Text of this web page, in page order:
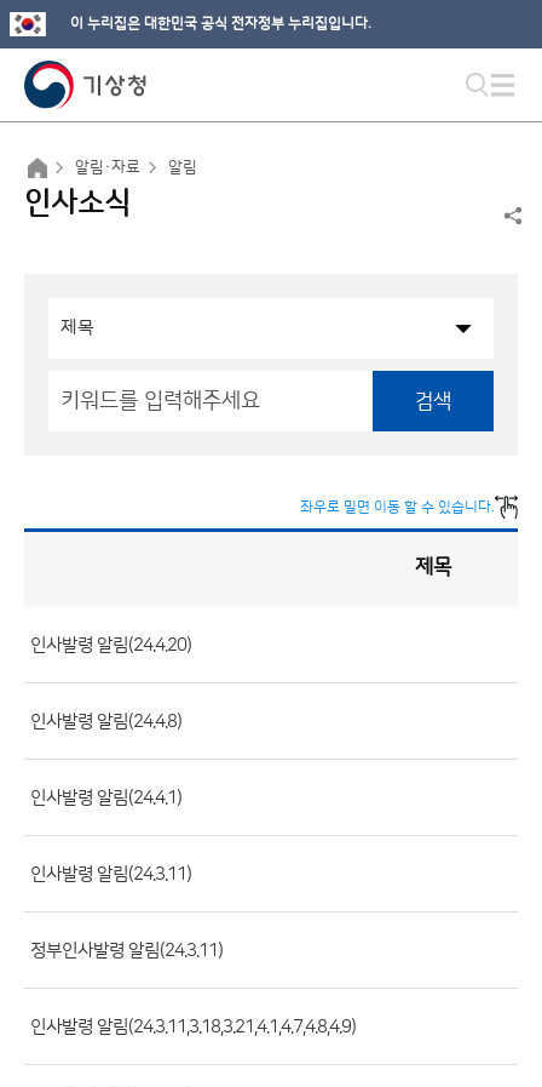
이 누리집은 대한민국 공식 전자정부 누리집입니다.
알림·자료 알림
인사소식
검색
좌우로 밀면 이동 할 수 있습니다.
목
록
제
목,
등
부
파
일,
제목
인사발령 알림(24.4.20)
인사발령 알림(24.4.8)
인사발령 알림(24.4.1)
인사발령 알림(24.3.11)
정부인사발령 알림(24.3.11)
인사발령 알림(24.3.11,3.18,3.21,4.1,4.7,4.8,4.9)